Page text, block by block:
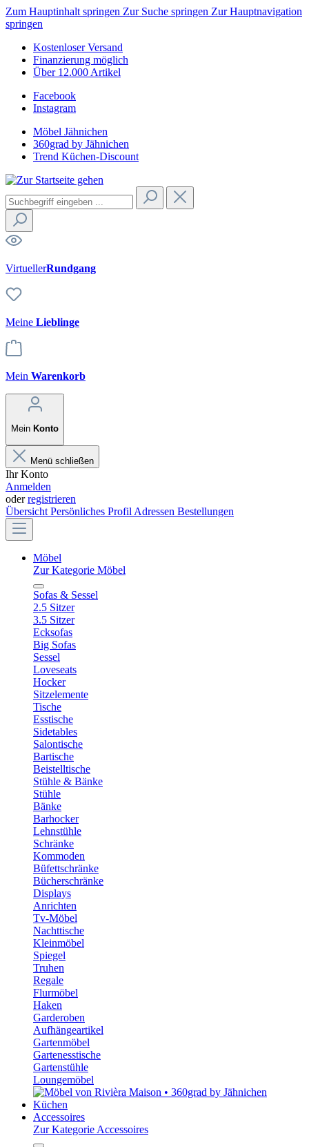
Zum Hauptinhalt springen Zur Suche springen Zur Hauptnavigation
springen
Kostenloser Versand
Finanzierung möglich
Über 12.000 Artikel
Facebook
Instagram
Möbel Jähnichen
360grad by Jähnichen
Trend Küchen-Discount
VirtuellerRundgang
Meine Lieblinge
Mein Warenkorb
Mein Konto
Menü schließen
Ihr Konto
Anmelden
oderregistrieren
Übersicht Persönliches Profil Adressen Bestellungen
Möbel
Zur Kategorie Möbel
Sofas & Sessel
2.5 Sitzer
3.5 Sitzer
Ecksofas
Big Sofas
Sessel
Loveseats
Hocker
Sitzelemente
Tische
Esstische
Sidetables
Salontische
Bartische
Beistelltische
Stühle & Bänke
Stühle
Bänke
Barhocker
Lehnstühle
Schränke
Kommoden
Büfettschränke
Bücherschränke
Displays
Anrichten
Tv-Möbel
Nachttische
Kleinmöbel
Spiegel
Truhen
Regale
Flurmöbel
Haken
Garderoben
Aufhängeartikel
Gartenmöbel
Gartenesstische
Gartenstühle
Loungemöbel
Küchen
Accessoires
Zur Kategorie Accessoires